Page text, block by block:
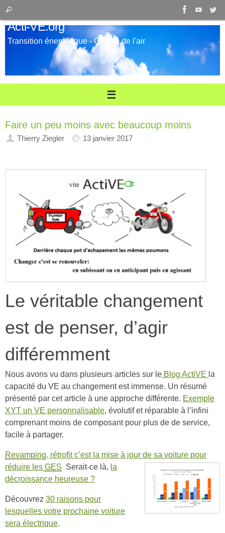
Passer
au
contenu
pour
:
Rechercher
Acti-VE.org
Transition énergétique - Qualité de l'air
Faire un peu moins avec beaucoup moins
Thierry Ziegler 13 janvier 2017
Le véritable changement
est de penser, d’agir
différemment
Nous avons vu dans plusieurs articles sur le Blog ActiVE la
capacité du VE au changement est immense. Un résumé
présenté par cet article à une approche différente. Exemple
XYT un VE personnalisable, évolutif et réparable à l’infini
comprenant moins de composant pour plus de de service,
facile à partager.
Revamping, rétrofit c’est la mise à jour de sa voiture pour
réduire les GES Serait-ce là, la
décroissance heureuse ?
Découvrez 30 raisons pour
lesquelles votre prochaine voiture
sera électrique.